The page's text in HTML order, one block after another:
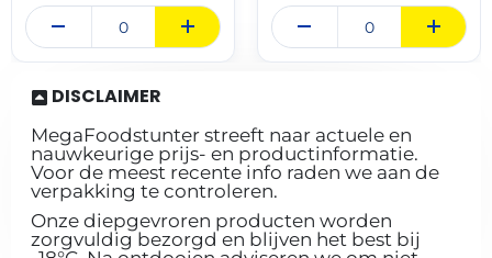
DISCLAIMER
MegaFoodstunter streeft naar actuele en
nauwkeurige prijs- en productinformatie.
Voor de meest recente info raden we aan de
verpakking te controleren.
Onze diepgevroren producten worden
zorgvuldig bezorgd en blijven het best bij